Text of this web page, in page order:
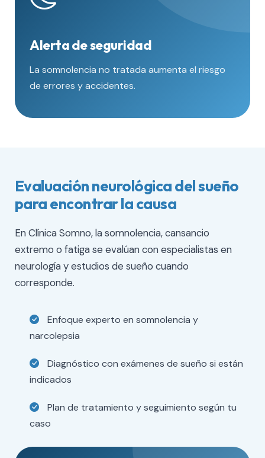
Alerta de seguridad
La somnolencia no tratada aumenta el riesgo
de errores y accidentes.
Evaluación neurológica del sueño
para encontrar la causa
En Clínica Somno, la somnolencia, cansancio
extremo o fatiga se evalúan con especialistas en
neurología y estudios de sueño cuando
corresponde.
Enfoque experto en somnolencia y
narcolepsia
Diagnóstico con exámenes de sueño si están
indicados
Plan de tratamiento y seguimiento según tu
caso